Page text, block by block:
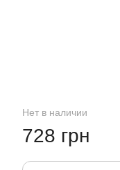
Нет в наличии
728 грн